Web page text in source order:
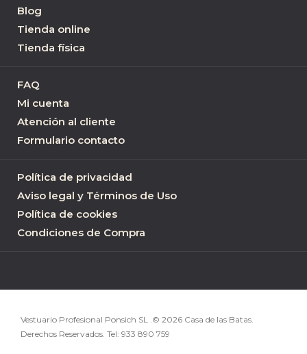
Blog
Tienda online
Tienda física
FAQ
Mi cuenta
Atención al cliente
Formulario contacto
Política de privacidad
Aviso legal y Términos de Uso
Política de cookies
Condiciones de Compra
Vestuario Profesional Ponsich SL .© 2026 Casa de las Batas.
Derechos Reservados. Tel: 933 890 759